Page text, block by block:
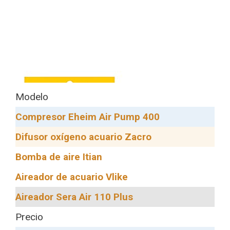
Modelo
Compresor Eheim Air Pump 400
Difusor oxígeno acuario Zacro
Bomba de aire Itian
Aireador de acuario Vlike
Aireador Sera Air 110 Plus
Precio